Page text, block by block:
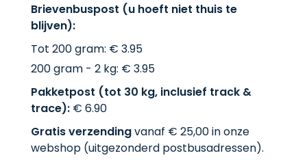
Brievenbuspost (u hoeft niet thuis te
blijven):
Tot 200 gram: € 3.95
200 gram - 2 kg: € 3.95
Pakketpost (tot 30 kg, inclusief track &
trace):€ 6.90
Gratis verzendingvanaf € 25,00 in onze
webshop (uitgezonderd postbusadressen).